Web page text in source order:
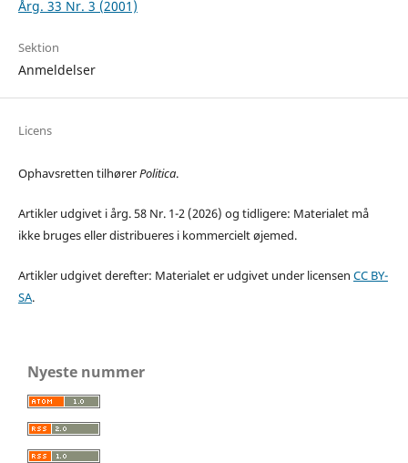
Årg. 33 Nr. 3 (2001)
Sektion
Anmeldelser
Licens
Ophavsretten tilhørerPolitica.
Artikler udgivet i årg. 58 Nr. 1-2 (2026) og tidligere: Materialet må
ikke bruges eller distribueres i kommercielt øjemed.
Artikler udgivet derefter: Materialet er udgivet under licensen CC BY-
SA.
Nyeste nummer